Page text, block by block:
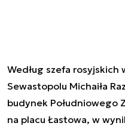
Według szefa rosyjskich
Sewastopolu Michaiła
budynek Południowego
na placu Łastowa, w